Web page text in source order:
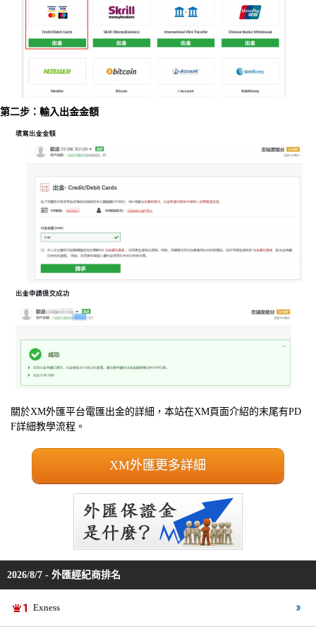
第二步：輸入出金金額
關於XM外匯平台電匯出金的詳細，本站在XM頁面介紹的末尾有PD
F詳細教學流程。
XM外匯更多詳細
2026/8/7 - 外匯經紀商排名
Exness